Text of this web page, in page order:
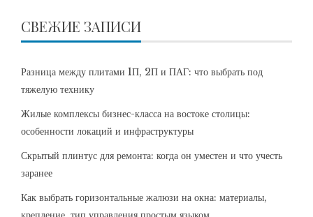
СВЕЖИЕ ЗАПИСИ
Разница между плитами 1П, 2П и ПАГ: что выбрать под
тяжелую технику
Жилые комплексы бизнес-класса на востоке столицы:
особенности локаций и инфраструктуры
Скрытый плинтус для ремонта: когда он уместен и что учесть
заранее
Как выбрать горизонтальные жалюзи на окна: материалы,